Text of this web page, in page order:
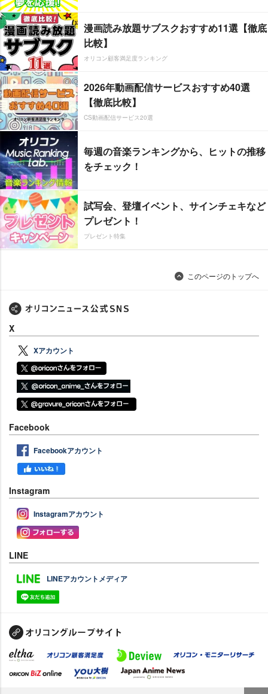
漫画読み放題サブスクおすすめ11選【徹底
比較】
オリコン顧客満足度ランキング
2026年動画配信サービスおすすめ40選
【徹底比較】
CS動画配信サービス20選
毎週の音楽ランキングから、ヒットの推移
をチェック！
試写会、登壇イベント、サインチェキなど
プレゼント！
プレゼント特集
このページのトップへ
X
Xアカウント
Facebook
Facebookアカウント
Instagram
Instagramアカウント
LINE
LINEアカウントメディア